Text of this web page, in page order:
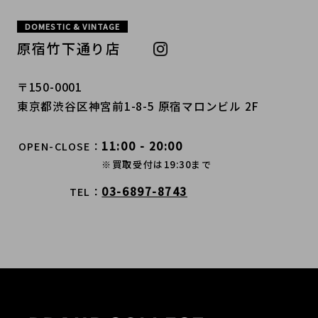
DOMESTIC & VINTAGE
原宿竹下通り店
〒150-0001
東京都渋谷区神宮前1-8-5 原宿マロンビル 2F
OPEN-CLOSE 11:00 - 20:00
※買取受付は19:30まで
TEL 03-6897-8743